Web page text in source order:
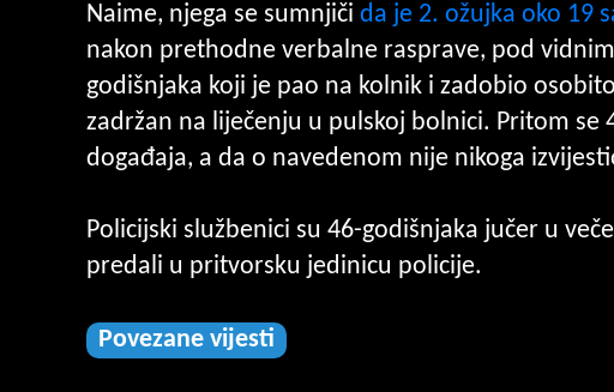
Naime, njega se sumnjiči da je 2. ožujka oko 19
nakon prethodne verbalne rasprave, pod
godišnjaka koji je pao na kolnik i zadobio
zadržan na liječenju u pulskoj bolnici. Pritom se
događaja, a da o navedenom nije nikoga
Policijski službenici su 46-godišnjaka jučer u
predali u pritvorsku jedinicu policije.
Povezane vijesti